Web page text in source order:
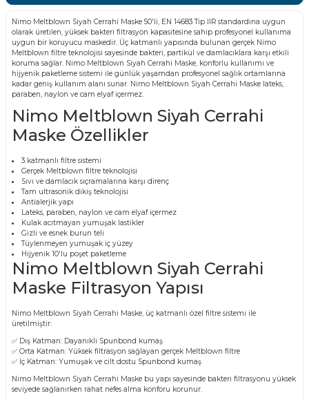
Nimo Meltblown Siyah Cerrahi Maske 50'li, EN 14683 Tip IIR standardına uygun
olarak üretilen, yüksek bakteri filtrasyon kapasitesine sahip profesyonel kullanıma
uygun bir koruyucu maskedir. Üç katmanlı yapısında bulunan gerçek Nimo
Meltblown filtre teknolojisi sayesinde bakteri, partikül ve damlacıklara karşı etkili
koruma sağlar. Nimo Meltblown Siyah Cerrahi Maske, konforlu kullanımı ve
hijyenik paketleme sistemi ile günlük yaşamdan profesyonel sağlık ortamlarına
kadar geniş kullanım alanı sunar. Nimo Meltblown Siyah Cerrahi Maske lateks,
paraben, naylon ve cam elyaf içermez.
Nimo Meltblown Siyah Cerrahi
Maske Özellikler
3 katmanlı filtre sistemi
Gerçek Meltblown filtre teknolojisi
Sıvı ve damlacık sıçramalarına karşı direnç
Tam ultrasonik dikiş teknolojisi
Antialerjik yapı
Lateks, paraben, naylon ve cam elyaf içermez
Kulak acıtmayan yumuşak lastikler
Gizli ve esnek burun teli
Tüylenmeyen yumuşak iç yüzey
Hijyenik 10'lu poşet paketleme
Nimo Meltblown Siyah Cerrahi
Maske Filtrasyon Yapısı
Nimo Meltblown Siyah Cerrahi Maske, üç katmanlı özel filtre sistemi ile
üretilmiştir:
✅ Dış Katman: Dayanıklı Spunbond kumaş
✅ Orta Katman: Yüksek filtrasyon sağlayan gerçek Meltblown filtre
✅ İç Katman: Yumuşak ve cilt dostu Spunbond kumaş
Nimo Meltblown Siyah Cerrahi Maske bu yapı sayesinde bakteri filtrasyonu yüksek
seviyede sağlanırken rahat nefes alma konforu korunur.